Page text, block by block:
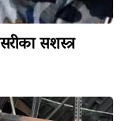
सशस्त्र